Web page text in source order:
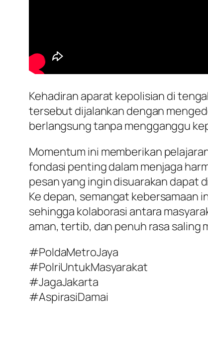
Kehadiran aparat kepolisian di
tersebut dijalankan dengan
berlangsung tanpa mengganggu
Momentum ini memberikan
fondasi penting dalam menjaga
pesan yang ingin disuarakan dapat
Ke depan, semangat kebersamaan
sehingga kolaborasi antara
aman, tertib, dan penuh rasa saling
#PoldaMetroJaya
#PolriUntukMasyarakat
#JagaJakarta
#AspirasiDamai